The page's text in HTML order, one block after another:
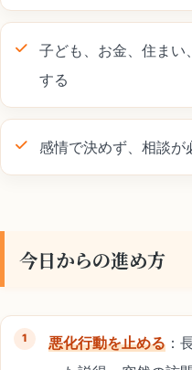
子ども、お金、住まい
する
感情で決めず、相談が
今日からの進め方
悪化行動を止める ：